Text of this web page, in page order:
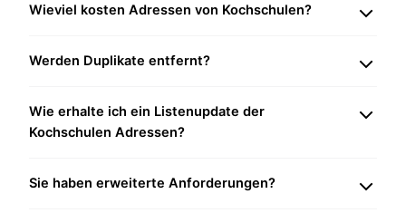
Wieviel kosten Adressen von Kochschulen?
Werden Duplikate entfernt?
Wie erhalte ich ein Listenupdate der
Kochschulen Adressen?
Sie haben erweiterte Anforderungen?